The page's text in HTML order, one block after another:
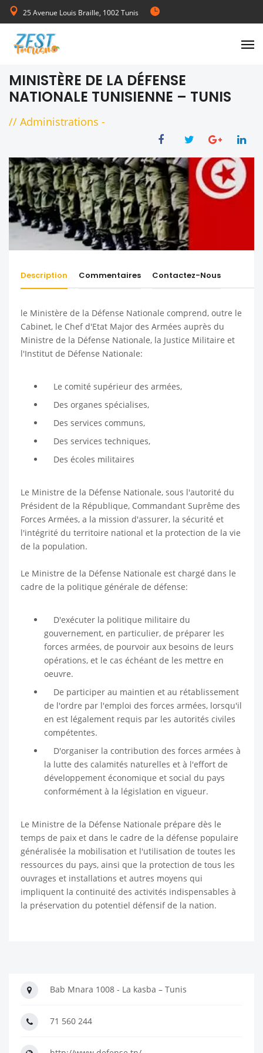
25 Avenue Louis Braille, 1002 Tunis
de Lundi au Vendredi 08:00-17:00
MINISTÈRE DE LA DÉFENSE
NATIONALE TUNISIENNE – TUNIS
// Administrations -
Description Commentaires Contactez-Nous
le Ministère de la Défense Nationale comprend, outre le
Cabinet, le Chef d'Etat Major des Armées auprès du
Ministre de la Défense Nationale, la Justice Militaire et
l'Institut de Défense Nationale:
Le comité supérieur des armées,
Des organes spécialises,
Des services communs,
Des services techniques,
Des écoles militaires
Le Ministre de la Défense Nationale, sous l'autorité du
Président de la République, Commandant Suprême des
Forces Armées, a la mission d'assurer, la sécurité et
l'intégrité du territoire national et la protection de la vie
de la population.
Le Ministre de la Défense Nationale est chargé dans le
cadre de la politique générale de défense:
D'exécuter la politique militaire du
gouvernement, en particulier, de préparer les
forces armées, de pourvoir aux besoins de leurs
opérations, et le cas échéant de les mettre en
oeuvre.
De participer au maintien et au rétablissement
de l'ordre par l'emploi des forces armées, lorsqu'il
en est légalement requis par les autorités civiles
compétentes.
D'organiser la contribution des forces armées à
la lutte des calamités naturelles et à l'effort de
développement économique et social du pays
conformément à la législation en vigueur.
Le Ministre de la Défense Nationale prépare dès le
temps de paix et dans le cadre de la défense populaire
généralisée la mobilisation et l'utilisation de toutes les
ressources du pays, ainsi que la protection de tous les
ouvrages et installations et autres moyens qui
impliquent la continuité des activités indispensables à
la préservation du potentiel défensif de la nation.
Bab Mnara 1008 - La kasba – Tunis
71 560 244